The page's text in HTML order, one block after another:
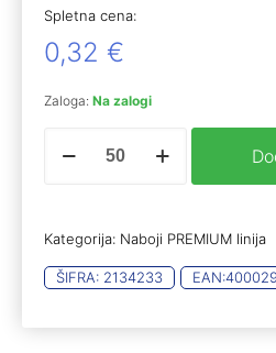
Spletna cena:
0,32 €
Zaloga: Na zalogi
.22lfB
količina
Kategorija: Naboji PREMIUM linija
ŠIFRA: 2134233 EAN: